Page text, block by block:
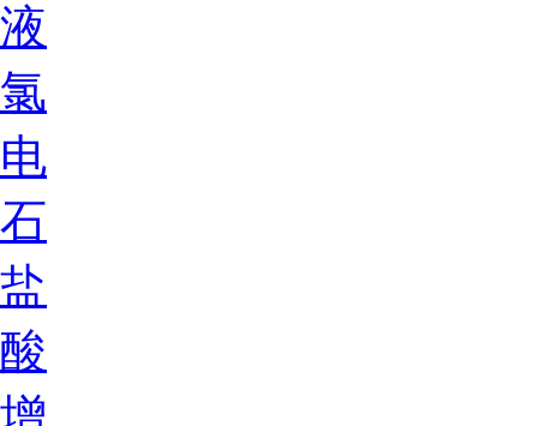
液
氯
电
石
盐
酸